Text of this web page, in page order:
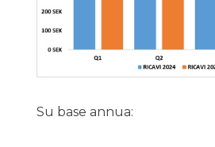
Su base annua: